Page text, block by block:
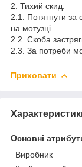
2. Тихий скид:
2.1. Потягнути за
на мотузці.
2.2. Скоба
2.3. За потреби
Приховати
Основні
Виробник